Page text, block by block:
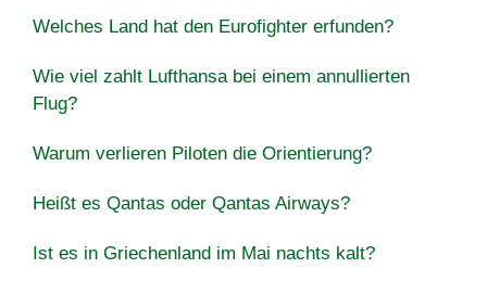
Welches Land hat den Eurofighter erfunden?
Wie viel zahlt Lufthansa bei einem annullierten
Flug?
Warum verlieren Piloten die Orientierung?
Heißt es Qantas oder Qantas Airways?
Ist es in Griechenland im Mai nachts kalt?